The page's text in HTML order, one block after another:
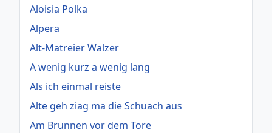
Aloisia Polka
Alpera
Alt-Matreier Walzer
A wenig kurz a wenig lang
Als ich einmal reiste
Alte geh ziag ma die Schuach aus
Am Brunnen vor dem Tore